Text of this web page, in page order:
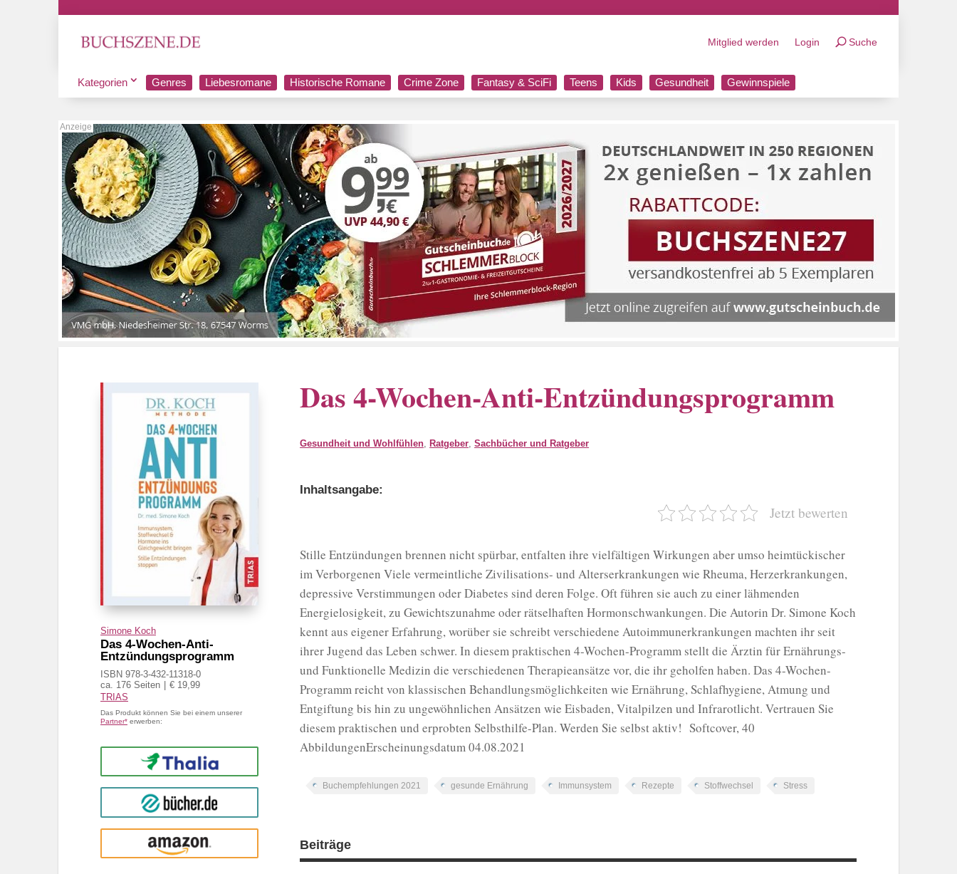
Mitglied werden Login Suche
Kategorien Genres Liebesromane Historische Romane Crime Zone Fantasy & SciFi Teens Kids Gesundheit Gewinnspiele
Simone Koch
Das 4-Wochen-Anti-
Entzündungsprogramm
ISBN 978-3-432-11318-0
ca. 176 Seiten
€ 19,99
TRIAS
Das Produkt können Sie bei einem unserer
Partner* erwerben:
Thalia
buecher.de
Amazon
Das 4-Wochen-Anti-Entzündungsprogramm
Gesundheit und Wohlfühlen, Ratgeber,Sachbücher und Ratgeber
Inhaltsangabe:
Jetzt bewerten
Stille Entzündungen brennen nicht spürbar, entfalten ihre vielfältigen Wirkungen aber umso heimtückischer
im Verborgenen Viele vermeintliche Zivilisations- und Alterserkrankungen wie Rheuma, Herzerkrankungen,
depressive Verstimmungen oder Diabetes sind deren Folge. Oft führen sie auch zu einer lähmenden
Energielosigkeit, zu Gewichtszunahme oder rätselhaften Hormonschwankungen. Die Autorin Dr. Simone Koch
kennt aus eigener Erfahrung, worüber sie schreibt verschiedene Autoimmunerkrankungen machten ihr seit
ihrer Jugend das Leben schwer. In diesem praktischen 4-Wochen-Programm stellt die Ärztin für Ernährungs-
und Funktionelle Medizin die verschiedenen Therapieansätze vor, die ihr geholfen haben. Das 4-Wochen-
Programm reicht von klassischen Behandlungsmöglichkeiten wie Ernährung, Schlafhygiene, Atmung und
Entgiftung bis hin zu ungewöhnlichen Ansätzen wie Eisbaden, Vitalpilzen und Infrarotlicht. Vertrauen Sie
diesem praktischen und erprobten Selbsthilfe-Plan. Werden Sie selbst aktiv! Softcover, 40
AbbildungenErscheinungsdatum 04.08.2021
Buchempfehlungen 2021 gesunde Ernährung Immunsystem Rezepte Stoffwechsel Stress
Beiträge